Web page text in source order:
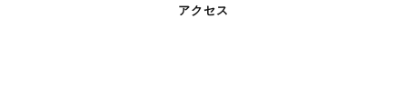
アクセス